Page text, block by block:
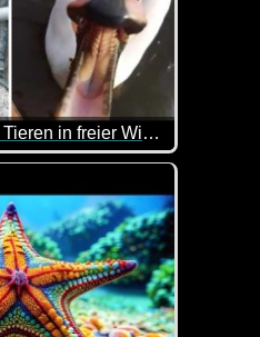
Lustige Bilder von Tieren in freier Wildbahn
in Englisch, aber die schönen